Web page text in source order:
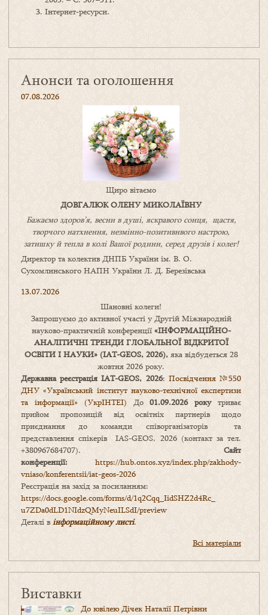
Інтернет‑ресурси.
Анонси та оголошення
07.08.2026
Щиро вітаємо
ДОВГАЛЮК ОЛЕНУ МИКОЛАЇВНУ
Бажаємо здоров’я, весни в душі, яскравого сонця, щастя,
творчого натхнення, незмінно-позитивнвого настрою,
затишкуйтепла в коліВашоїродини, серед друзів і колег!
Директор та колектив ДНПБ України ім. В. О.
Сухомлинського НАПН України Л. Д. Березівська
13.07.2026
Шановні колеги!
Запрошуємо до активної участі у Другій Міжнародній
науково-практичній конференції «ІНФОРМАЦІЙНО-
АНАЛІТИЧНІ ТРЕНДИ ГЛОБАЛЬНОЇ ВІДКРИТОЇ
ОСВІТИ І НАУКИ» (IAT-GEOS, 2026),яка відбудеться 28
жовтня 2026 року.
Державна реєстрація IAT-GEOS, 2026: Посвідчення №550
ДНУ «Український інститут науково-технічної експертизи
та інформації» (УкрІНТЕІ) До01.09.2026 рокутриває
прийом пропозицій від освітніх партнерів щодо
приєднання до команди співорганізаторів та
представлення спікерів IAS-GEOS, 2026 (контакт за тел.
+380967684707). Сайт
конференції: https://hub.ontos.xyz/index.php/zakhody-
vniaso/konferentsii/iat-geos-2026
Реєстрація на захід за посиланням:
https://docs.google.com/forms/d/1q2Cqq_IidSHZ2d4Rc_
u7ZDa0dLD1NIdzQMyNeuILSdI/preview
Деталі в інформаційному листі.
Всі матеріали
Виставки
До ювілею Дічек Наталії Петрівни